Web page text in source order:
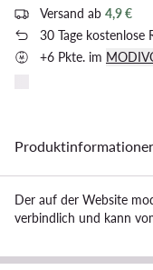
Versand ab 4,9 €
30 Tage kostenlose
+6 Pkte. im
Der auf der Website
verbindlich und kann